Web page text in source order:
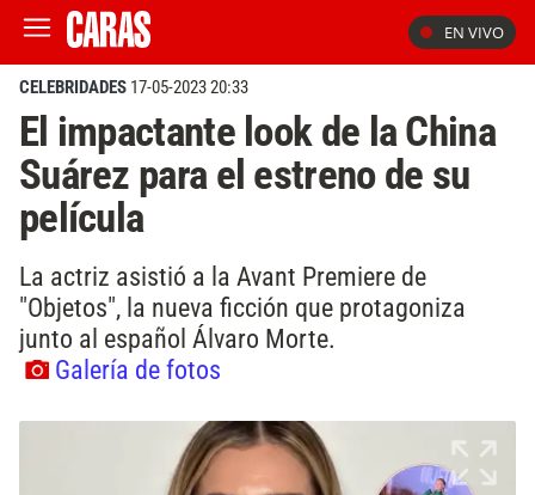
EN VIVO
CELEBRIDADES 17-05-2023 20:33
El impactante look de la China
Suárez para el estreno de su
película
La actriz asistió a la Avant Premiere de
"Objetos", la nueva ficción que protagoniza
junto al español Álvaro Morte.
Galería de fotos